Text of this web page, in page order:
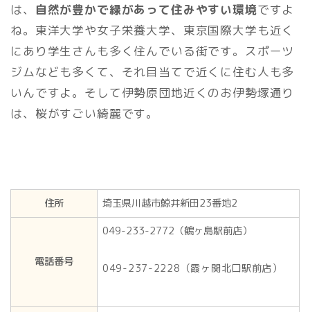
は、 自然が豊かで緑があって住みやすい環境ですよ
ね。東洋大学や女子栄養大学、東京国際大学も近く
にあり学生さんも多く住んでいる街です。スポーツ
ジムなども多くて、それ目当てで近くに住む人も多
いんですよ。そして伊勢原団地近くのお伊勢塚通り
は、桜がすごい綺麗です。
住所 埼玉県川越市鯨井新田23番地2
電話番号
049-233-2772（鶴ヶ島駅前店）
049-237-2228（霞ヶ関北口駅前店）